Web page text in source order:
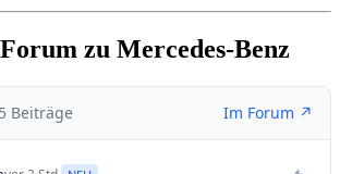
zu Mercedes-Benz